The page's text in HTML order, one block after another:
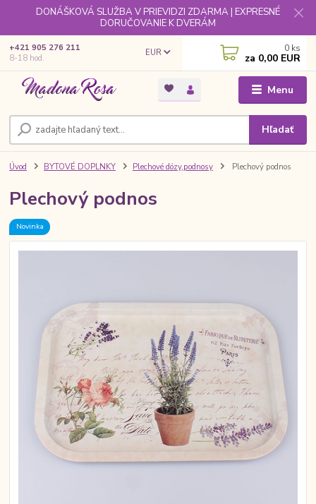
DONÁŠKOVÁ SLUŽBA V PRIEVIDZI ZDARMA | EXPRESNÉ
DORUČOVANIE K DVERÁM
Menu
EUR
Hľadať
+421 905 276 211
8-18 hod.
0 ks
za 0,00 EUR
Úvod BYTOVÉ DOPLNKY Plechové dózy,podnosy Plechový podnos
Plechový podnos
Novinka